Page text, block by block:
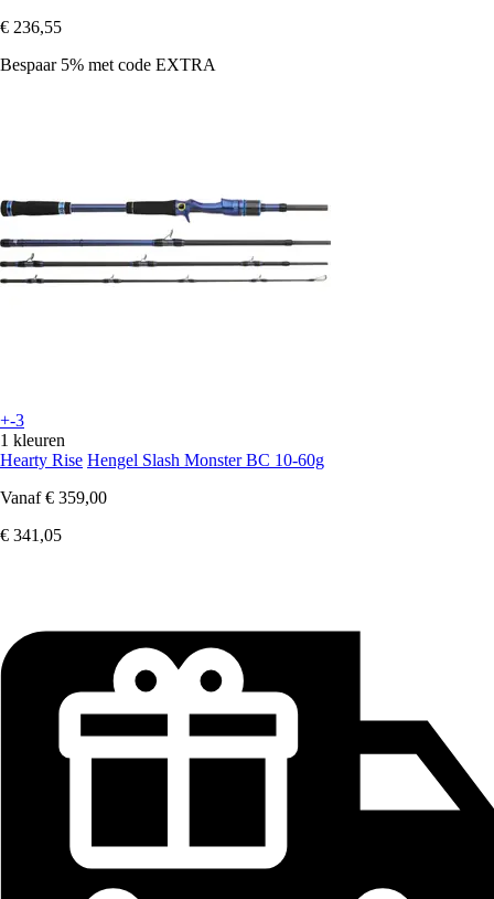
€ 236,55
Bespaar 5% met code EXTRA
+-3
1 kleuren
Hearty Rise Hengel Slash Monster BC 10-60g
Vanaf € 359,00
€ 341,05